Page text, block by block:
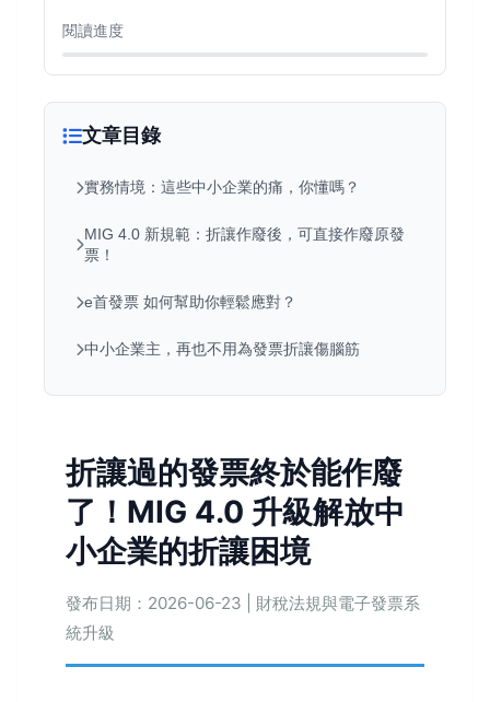
文章目錄
實務情境：這些中小企業的痛，你懂嗎？
MIG 4.0 新規範：折讓作廢後，可直接作廢原發
票！
e首發票 如何幫助你輕鬆應對？
中小企業主，再也不用為發票折讓傷腦筋
折讓過的發票終於能作廢
了！MIG 4.0 升級解放中
小企業的折讓困境
發布日期：2026-06-23 | 財稅法規與電子發票系
統升級
閱讀進度